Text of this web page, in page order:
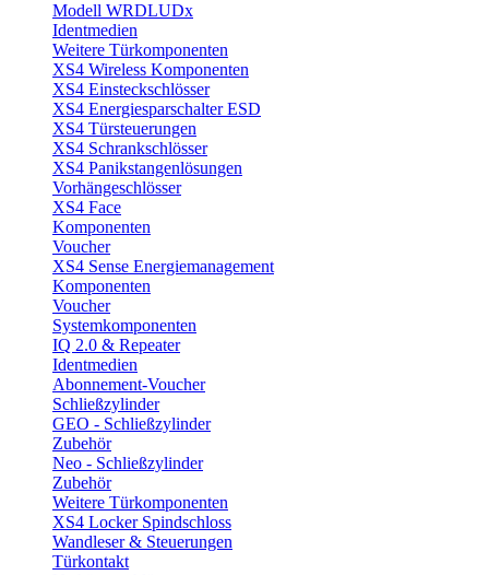
Modell WRDLUDx
Identmedien
Weitere Türkomponenten
XS4 Wireless Komponenten
XS4 Einsteckschlösser
XS4 Energiesparschalter ESD
XS4 Türsteuerungen
XS4 Schrankschlösser
XS4 Panikstangenlösungen
Vorhängeschlösser
XS4 Face
Komponenten
Voucher
XS4 Sense Energiemanagement
Komponenten
Voucher
Systemkomponenten
IQ 2.0 & Repeater
Identmedien
Abonnement-Voucher
Schließzylinder
GEO - Schließzylinder
Zubehör
Neo - Schließzylinder
Zubehör
Weitere Türkomponenten
XS4 Locker Spindschloss
Wandleser & Steuerungen
Türkontakt